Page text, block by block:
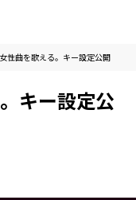
性曲を歌える。キー設定公開
キー設定公